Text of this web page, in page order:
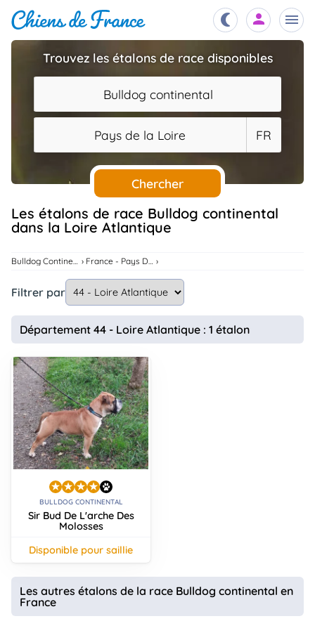
Chiots
Éleveurs
Étalons
Chiens
Services
Assurances
Connexion
Trouvez les étalons de race disponibles
Bulldog continental
Pays de la Loire FR
Chercher
Les étalons de race Bulldog continental
dans la Loire Atlantique
Bulldog Continental France - Pays De La Loire
Filtrer par
Département 44 - Loire Atlantique : 1 étalon
BULLDOG CONTINENTAL
Sir Bud De L'arche Des
Molosses
disponible pour saillie
Les autres étalons de la race Bulldog continental en
France